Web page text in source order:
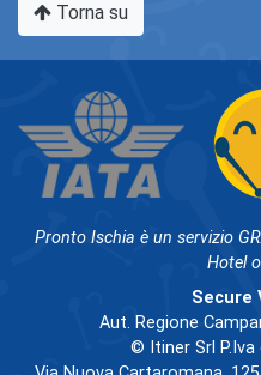
Torna su
Pronto Ischia è un servizio
Hotel
Secure
Aut. Regione
© Itiner Srl P.Iva